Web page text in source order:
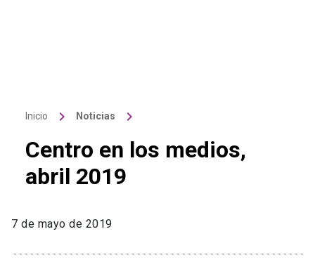
Inicio keyboard_arrow_right Noticias keyboard_arrow_right
Centro en los medios,
abril 2019
7 de mayo de 2019